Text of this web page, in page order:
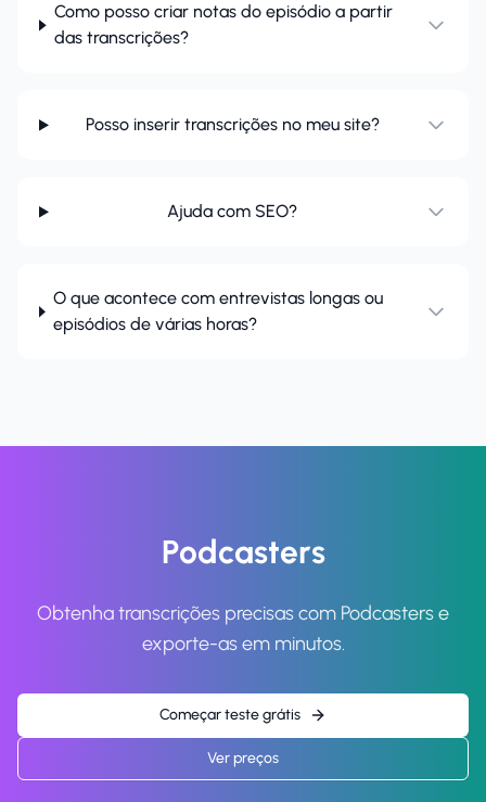
Como posso criar notas do episódio a partir
das transcrições?
Posso inserir transcrições no meu site?
Ajuda com SEO?
O que acontece com entrevistas longas ou
episódios de várias horas?
Podcasters
Obtenha transcrições precisas com Podcasters e
exporte-as em minutos.
Começar teste grátis
Ver preços